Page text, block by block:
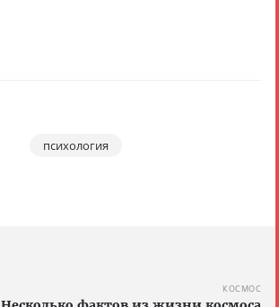
психология
КОСМОС